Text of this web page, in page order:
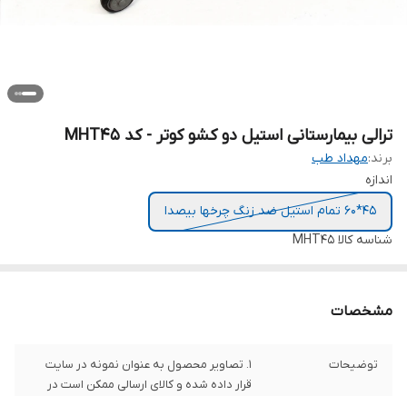
ترالی بیمارستانی استیل دو کشو کوتر - کد MHT45
برند:مهداد طب
اندازه
45*60 تمام استیل ضد زنگ چرخها بیصدا
شناسه کالا MHT45
مشخصات
توضیحات
1. تصاویر محصول به عنوان نمونه در سایت
قرار داده شده و کالای ارسالی ممکن است در